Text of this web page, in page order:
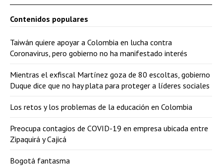
Contenidos populares
Taiwán quiere apoyar a Colombia en lucha contra
Coronavirus, pero gobierno no ha manifestado interés
Mientras el exfiscal Martínez goza de 80 escoltas, gobierno
Duque dice que no hay plata para proteger a líderes sociales
Los retos y los problemas de la educación en Colombia
Preocupa contagios de COVID-19 en empresa ubicada entre
Zipaquirá y Cajicá
Bogotá fantasma